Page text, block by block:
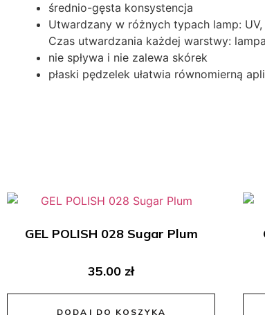
średnio-gęsta konsystencja
Utwardzany w różnych typach lamp: UV,
Czas utwardzania każdej warstwy:
nie spływa i nie zalewa skórek
płaski pędzelek ułatwia równomierną
GEL POLISH 028 Sugar Plum
35.00 zł
DODAJ DO KOSZYKA